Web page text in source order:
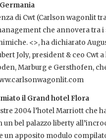
di Cwt (Carlson wagonlit
che annovera
<>, ha dichiarato
Joly, president & ceo
Marburg e Gersthofen,
il Grand hotel Flora
2004 l’hotel Marriott che
un bel palazzo liberty
un apposito modulo